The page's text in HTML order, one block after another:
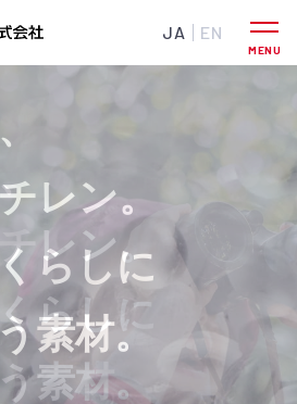
JA EN
レン。
らしに
素材。
レン。
らしに
素材。
レン。
らしに
素材。